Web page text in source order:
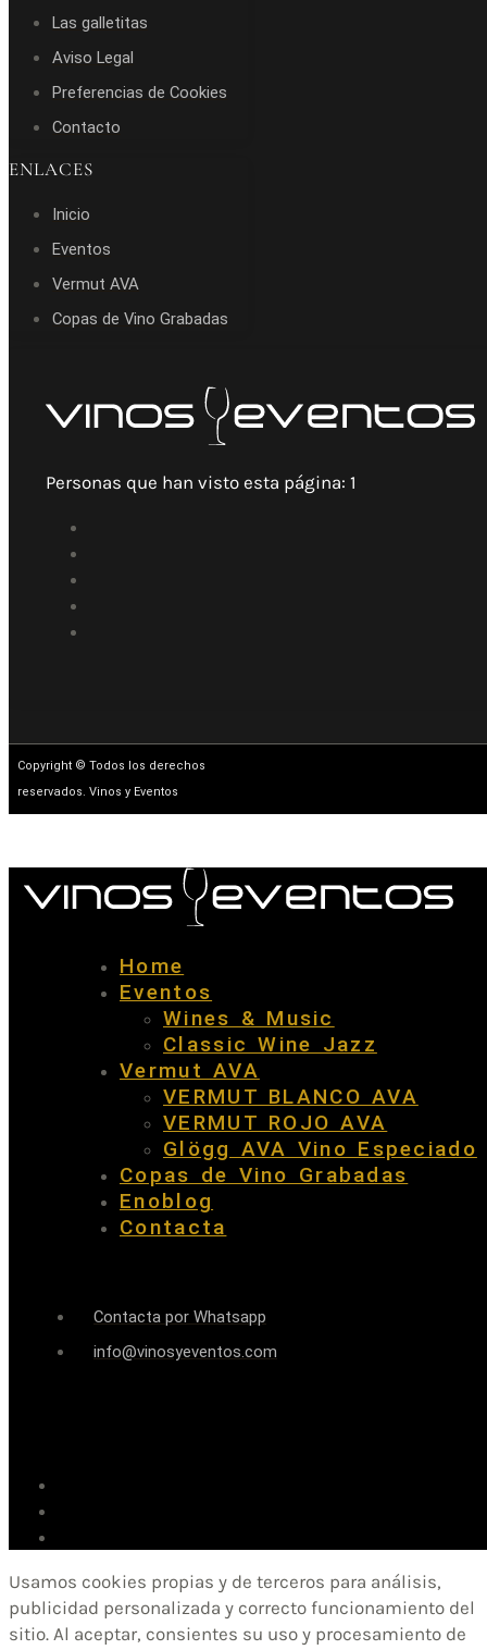
Las galletitas
Aviso Legal
Preferencias de Cookies
Contacto
ENLACES
Inicio
Eventos
Vermut AVA
Copas de Vino Grabadas
Personas que han visto esta página: 1
Copyright © Todos los derechos
reservados. Vinos y Eventos
Home
Eventos
Wines & Music
Classic Wine Jazz
Vermut AVA
VERMUT BLANCO AVA
VERMUT ROJO AVA
Glögg AVA Vino Especiado
Copas de Vino Grabadas
Enoblog
Contacta
Contacta por Whatsapp
info@vinosyeventos.com
Usamos cookies propias y de terceros para análisis,
publicidad personalizada y correcto funcionamiento del
sitio. Al aceptar, consientes su uso y procesamiento de